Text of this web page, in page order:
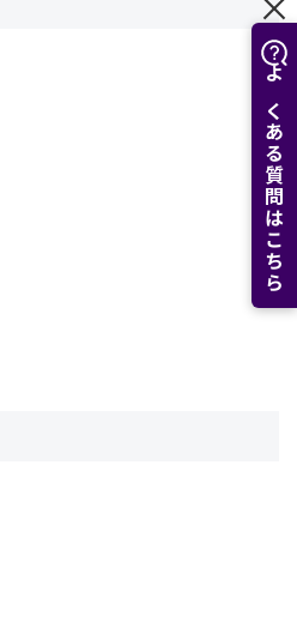
よくある質問はこちら